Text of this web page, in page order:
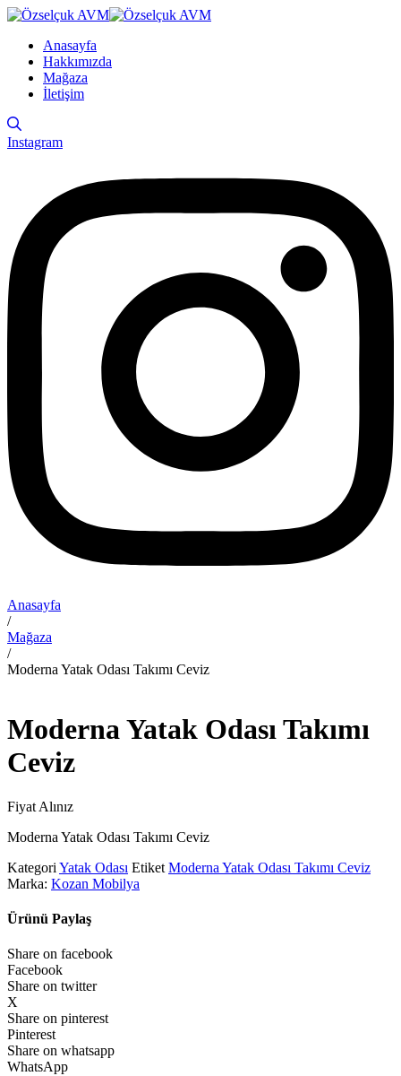
Anasayfa
Hakkımızda
Mağaza
İletişim
Instagram
Anasayfa
/
Mağaza
/
Moderna Yatak Odası Takımı Ceviz
Moderna Yatak Odası Takımı
Ceviz
Fiyat Alınız
Moderna Yatak Odası Takımı Ceviz
Kategori Yatak Odası Etiket Moderna Yatak Odası Takımı Ceviz
Marka: Kozan Mobilya
Ürünü Paylaş
Share on facebook
Facebook
Share on twitter
X
Share on pinterest
Pinterest
Share on whatsapp
WhatsApp